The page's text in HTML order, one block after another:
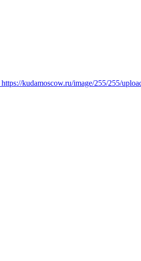
https://kudamoscow.ru/image/255/255/